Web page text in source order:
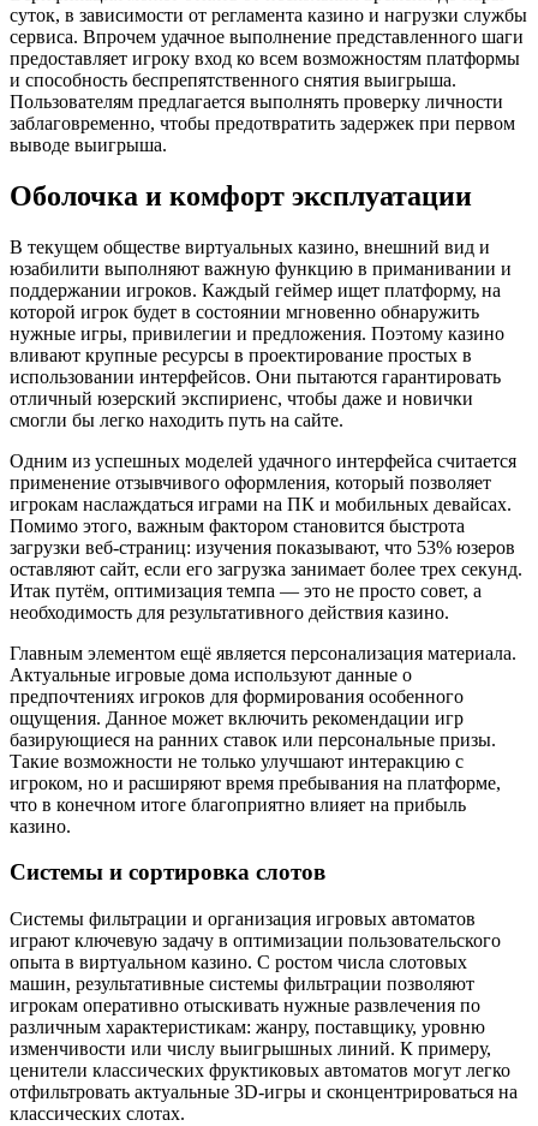
суток, в зависимости от регламента казино и нагрузки службы
сервиса. Впрочем удачное выполнение представленного шаги
предоставляет игроку вход ко всем возможностям платформы
и способность беспрепятственного снятия выигрыша.
Пользователям предлагается выполнять проверку личности
заблаговременно, чтобы предотвратить задержек при первом
выводе выигрыша.
Оболочка и комфорт эксплуатации
В текущем обществе виртуальных казино, внешний вид и
юзабилити выполняют важную функцию в приманивании и
поддержании игроков. Каждый геймер ищет платформу, на
которой игрок будет в состоянии мгновенно обнаружить
нужные игры, привилегии и предложения. Поэтому казино
вливают крупные ресурсы в проектирование простых в
использовании интерфейсов. Они пытаются гарантировать
отличный юзерский экспириенс, чтобы даже и новички
смогли бы легко находить путь на сайте.
Одним из успешных моделей удачного интерфейса считается
применение отзывчивого оформления, который позволяет
игрокам наслаждаться играми на ПК и мобильных девайсах.
Помимо этого, важным фактором становится быстрота
загрузки веб-страниц: изучения показывают, что 53% юзеров
оставляют сайт, если его загрузка занимает более трех секунд.
Итак путём, оптимизация темпа — это не просто совет, а
необходимость для результативного действия казино.
Главным элементом ещё является персонализация материала.
Актуальные игровые дома используют данные о
предпочтениях игроков для формирования особенного
ощущения. Данное может включить рекомендации игр
базирующиеся на ранних ставок или персональные призы.
Такие возможности не только улучшают интеракцию с
игроком, но и расширяют время пребывания на платформе,
что в конечном итоге благоприятно влияет на прибыль
казино.
Системы и сортировка слотов
Системы фильтрации и организация игровых автоматов
играют ключевую задачу в оптимизации пользовательского
опыта в виртуальном казино. С ростом числа слотовых
машин, результативные системы фильтрации позволяют
игрокам оперативно отыскивать нужные развлечения по
различным характеристикам: жанру, поставщику, уровню
изменчивости или числу выигрышных линий. К примеру,
ценители классических фруктиковых автоматов могут легко
отфильтровать актуальные 3D-игры и сконцентрироваться на
классических слотах.